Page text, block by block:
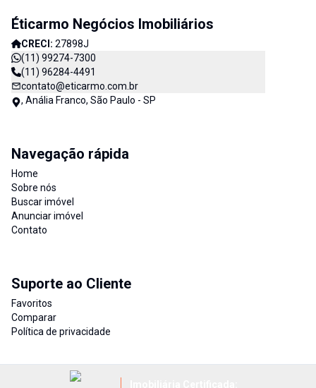
Éticarmo Negócios Imobiliários
CRECI: 27898J
(11) 99274-7300
(11) 96284-4491
contato@eticarmo.com.br
, Anália Franco, São Paulo - SP
Navegação rápida
Home
Sobre nós
Buscar imóvel
Anunciar imóvel
Contato
Suporte ao Cliente
Favoritos
Comparar
Política de privacidade